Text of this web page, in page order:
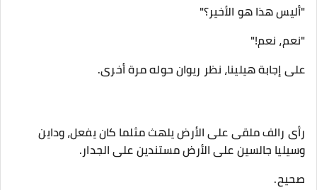
"أليس هذا هو الأخير؟"
"نعم، نعم!"
على إجابة هيلينا، نظر ريوان حوله مرة أخرى.
رأى رالف ملقى على الأرض يلهث مثلما كان يفعل، وداين
وسيليا جالسين على الأرض مستندين على الجدار.
صحيح.